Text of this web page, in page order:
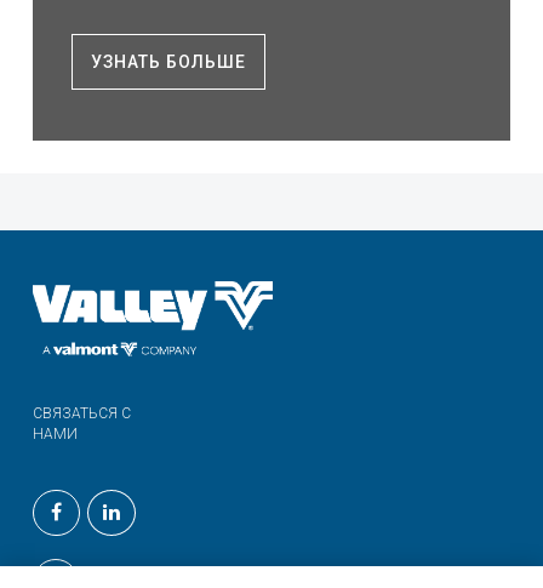
УЗНАТЬ БОЛЬШЕ
СВЯЗАТЬСЯ С
НАМИ